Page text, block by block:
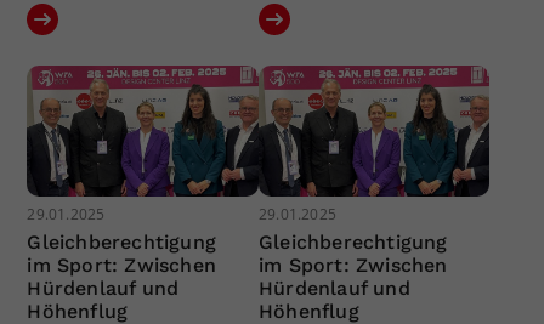
29.01.2025
Gleichberechtigung
im Sport: Zwischen
Hürdenlauf und
Höhenflug
29.01.2025
Gleichberechtigung
im Sport: Zwischen
Hürdenlauf und
Höhenflug